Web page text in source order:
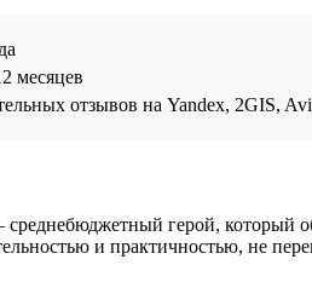
месяцев
отзывов на Yandex, 2GIS,
герой, который
и практичностью, не